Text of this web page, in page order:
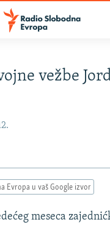
vežbe
Evropa u vaš Google izvor
meseca